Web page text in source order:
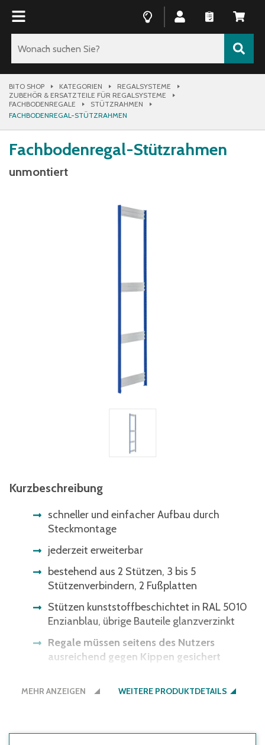
BITO SHOP KATEGORIEN
REGALSYSTEME
ZUBEHÖR & ERSATZTEILE FÜR REGALSYSTEME
FACHBODENREGALE
STÜTZRAHMEN
FACHBODENREGAL-STÜTZRAHMEN
Fachbodenregal-Stützrahmen
unmontiert
Kurzbeschreibung
schneller und einfacher Aufbau durch
Steckmontage
jederzeit erweiterbar
bestehend aus 2 Stützen, 3 bis 5
Stützenverbindern, 2 Fußplatten
Stützen kunststoffbeschichtet in RAL 5010
Enzianblau, übrige Bauteile glanzverzinkt
Regale müssen seitens des Nutzers
ausreichend gegen Kippen gesichert
MEHR ANZEIGEN WEITERE PRODUKTDETAILS